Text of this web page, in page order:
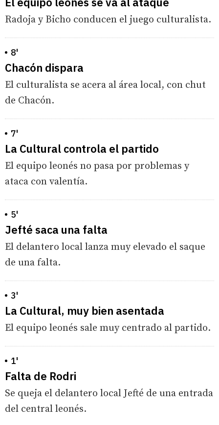
Radoja y Bicho conducen el juego culturalista.
8'
Chacón dispara
El culturalista se acera al área local, con chut
de Chacón.
7'
La Cultural controla el partido
El equipo leonés no pasa por problemas y
ataca con valentía.
5'
Jefté saca una falta
El delantero local lanza muy elevado el saque
de una falta.
3'
La Cultural, muy bien asentada
El equipo leonés sale muy centrado al partido.
1'
Falta de Rodri
Se queja el delantero local Jefté de una entrada
del central leonés.